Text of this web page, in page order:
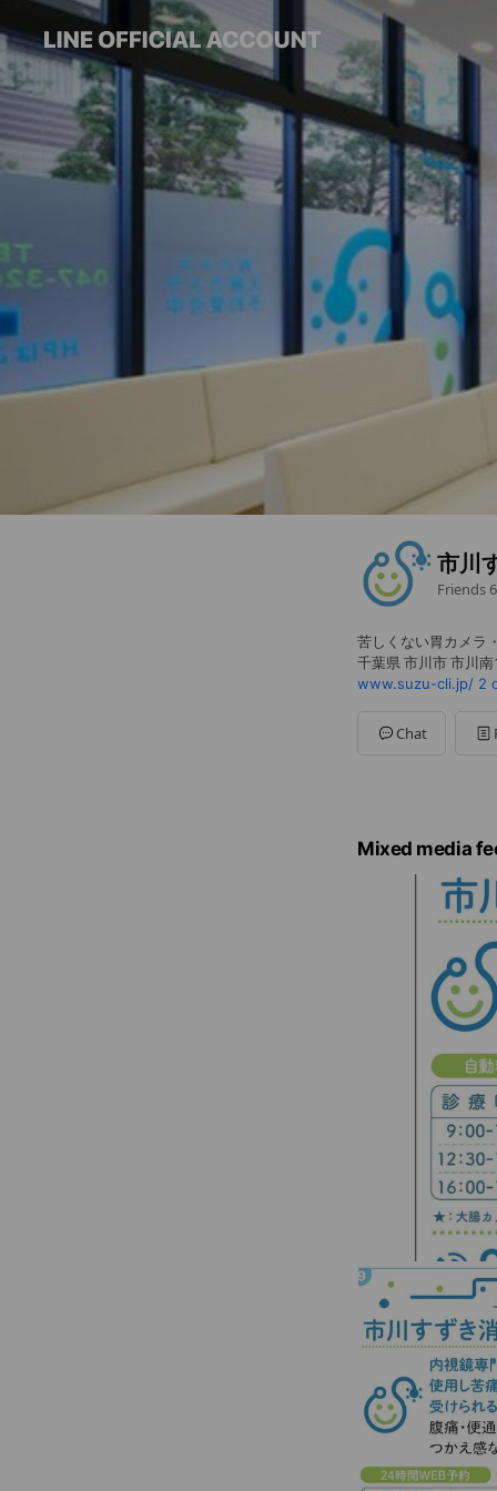
市川
Friends
苦しくない胃カメラ
千葉県 市川市 市川
www.suzu-cli.jp/ 2
Chat
Mixed media